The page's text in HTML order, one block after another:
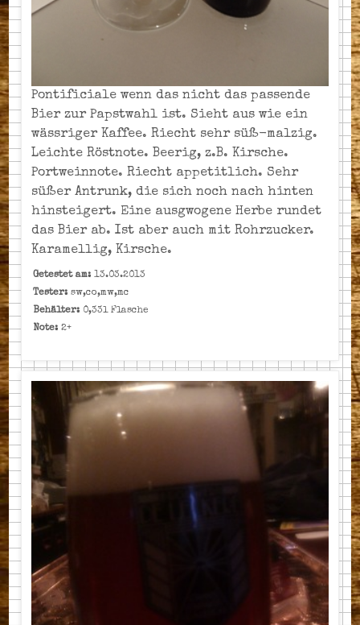
Pontificiale wenn das nicht das passende
Bier zur Papstwahl ist. Sieht aus wie ein
wässriger Kaffee. Riecht sehr süß-malzig.
Leichte Röstnote. Beerig, z.B. Kirsche.
Portweinnote. Riecht appetitlich. Sehr
süßer Antrunk, die sich noch nach hinten
hinsteigert. Eine ausgwogene Herbe rundet
das Bier ab. Ist aber auch mit Rohrzucker.
Karamellig, Kirsche.
Getestet am: 13.03.2013
Tester: sw,co,mw,mc
Behälter: 0,33l Flasche
Note: 2+